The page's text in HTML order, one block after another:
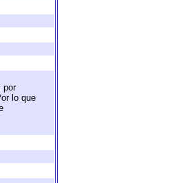
por
lo que